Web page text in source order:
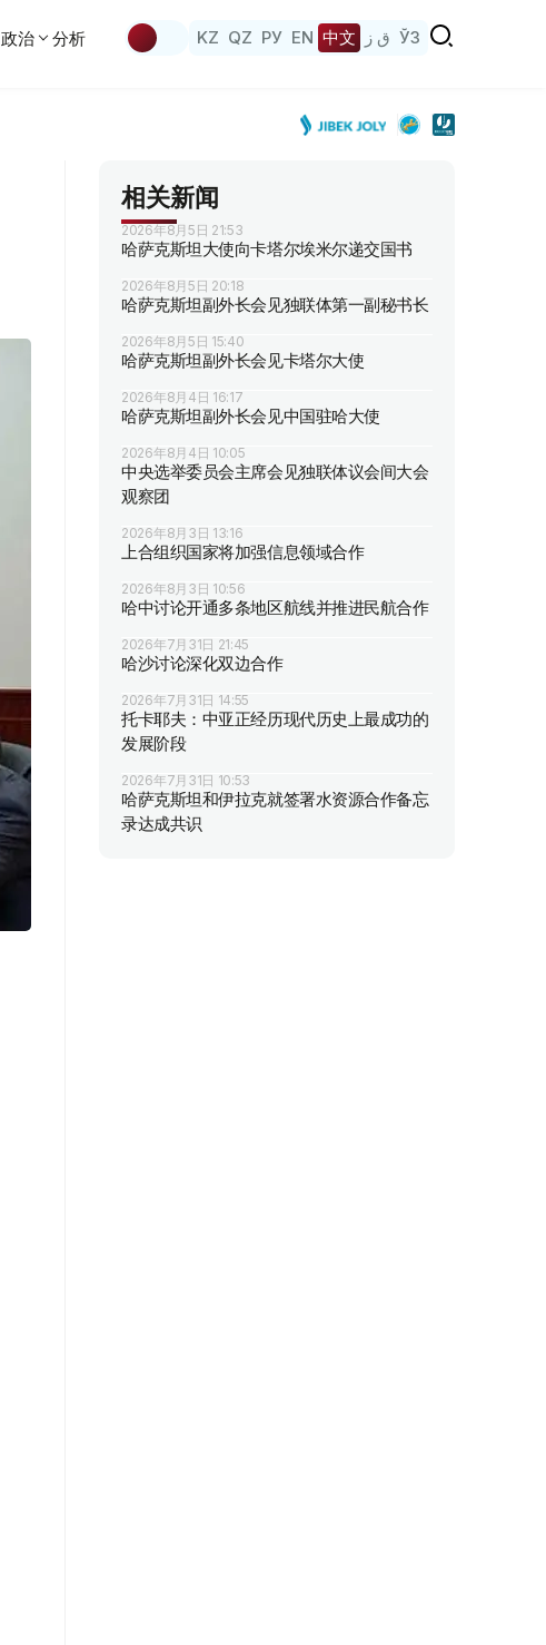
政治 分析 KZ QZ РУ EN 中文 ق ز ЎЗ
相关新闻
2026年8月5日 21:53
哈萨克斯坦大使向卡塔尔埃米尔递交国书
2026年8月5日 20:18
哈萨克斯坦副外长会见独联体第一副秘书长
2026年8月5日 15:40
哈萨克斯坦副外长会见卡塔尔大使
2026年8月4日 16:17
哈萨克斯坦副外长会见中国驻哈大使
2026年8月4日 10:05
中央选举委员会主席会见独联体议会间大会
观察团
2026年8月3日 13:16
上合组织国家将加强信息领域合作
2026年8月3日 10:56
哈中讨论开通多条地区航线并推进民航合作
2026年7月31日 21:45
哈沙讨论深化双边合作
2026年7月31日 14:55
托卡耶夫：中亚正经历现代历史上最成功的
发展阶段
2026年7月31日 10:53
哈萨克斯坦和伊拉克就签署水资源合作备忘
录达成共识